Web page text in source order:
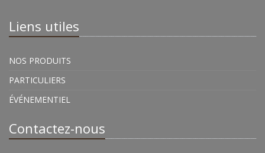
Liens utiles
NOS PRODUITS
PARTICULIERS
ÉVÉNEMENTIEL
Contactez-nous